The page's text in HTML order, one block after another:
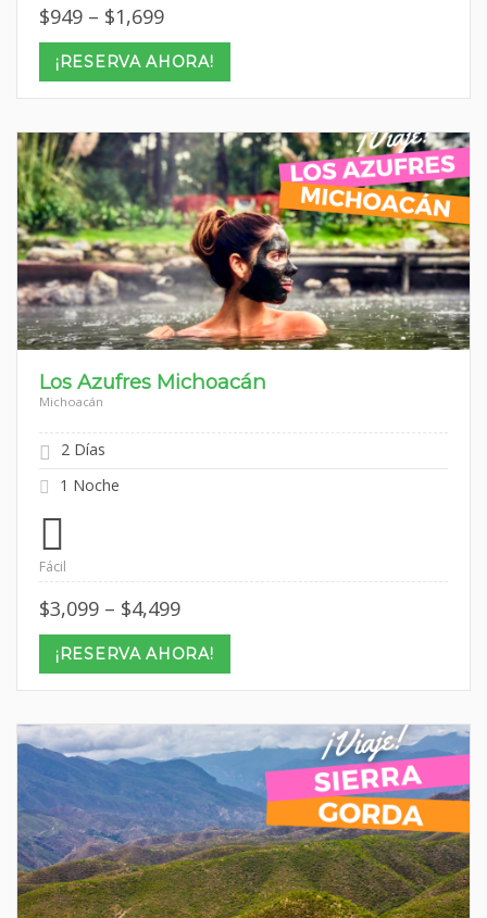
$949 – $1,699Price
$949
through
$1,699
¡RESERVA AHORA!
Los Azufres Michoacán
Michoacán
2 Días
1 Noche
Fácil
$3,099 – $4,499Price
$3,099
through
$4,499
¡RESERVA AHORA!